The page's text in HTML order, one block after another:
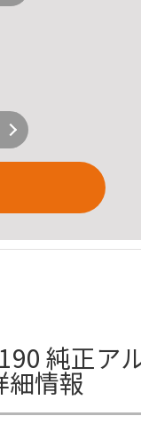
純正ア
細情報